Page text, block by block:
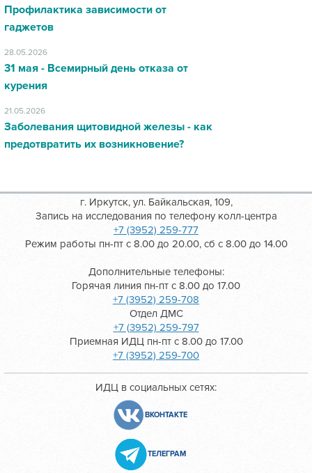
Профилактика зависимости от
гаджетов
28.05.2026
31 мая - Всемирный день отказа от
курения
21.05.2026
Заболевания щитовидной железы - как
предотвратить их возникновение?
г. Иркутск, ул. Байкальская, 109,
Запись на исследования по телефону колл-центра
+7 (3952) 259-777
Режим работы пн-пт с 8.00 до 20.00, сб с 8.00 до 14.00
Дополнительные телефоны:
Горячая линия пн-пт с 8.00 до 17.00
+7 (3952) 259-708
Отдел ДМС
+7 (3952) 259-797
Приемная ИДЦ пн-пт с 8.00 до 17.00
+7 (3952) 259-700
ИДЦ в социальных сетях:
ВКОНТАКТЕ
ТЕЛЕГРАМ